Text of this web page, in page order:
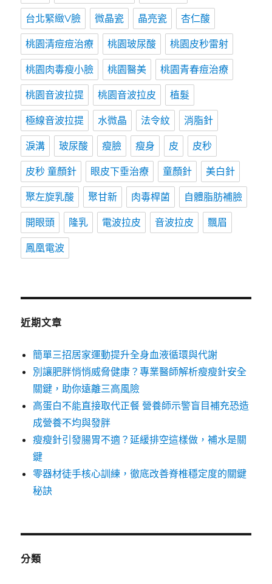
台北緊緻V臉 微晶瓷 晶亮瓷 杏仁酸
桃園清痘痘治療 桃園玻尿酸 桃園皮秒雷射
桃園肉毒瘦小臉 桃園醫美 桃園青春痘治療
桃園音波拉提 桃園音波拉皮 植髮
極線音波拉提 水微晶 法令紋 消脂針
淚溝 玻尿酸 瘦臉 瘦身 皮 皮秒
皮秒 童顏針 眼皮下垂治療 童顏針 美白針
聚左旋乳酸 聚甘新 肉毒桿菌 自體脂肪補臉
開眼頭 隆乳 電波拉皮 音波拉皮 飄眉
鳳凰電波
近期文章
簡單三招居家運動提升全身血液循環與代謝
別讓肥胖悄悄威脅健康？專業醫師解析瘦瘦針安全
關鍵，助你遠離三高風險
高蛋白不能直接取代正餐 營養師示警盲目補充恐造
成營養不均與發胖
瘦瘦針引發腸胃不適？延緩排空這樣做，補水是關
鍵
零器材徒手核心訓練，徹底改善脊椎穩定度的關鍵
秘訣
分類